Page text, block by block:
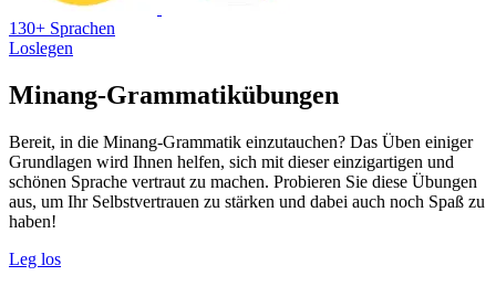
130+ Sprachen
Loslegen
Minang-Grammatikübungen
Bereit, in die Minang-Grammatik einzutauchen? Das Üben einiger
Grundlagen wird Ihnen helfen, sich mit dieser einzigartigen und
schönen Sprache vertraut zu machen. Probieren Sie diese Übungen
aus, um Ihr Selbstvertrauen zu stärken und dabei auch noch Spaß zu
haben!
Leg los